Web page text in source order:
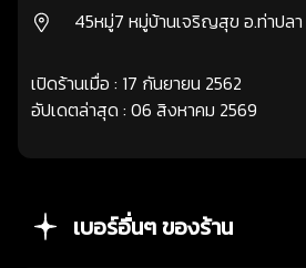
45หมู่7 หมู่บ้านเจริญสุข อ.ท่าปล
เปิดร้านเมื่อ : 17 กันยายน 2562
อัปเดตล่าสุด : 06 สิงหาคม 2569
เบอร์อื่นๆ ของร้าน